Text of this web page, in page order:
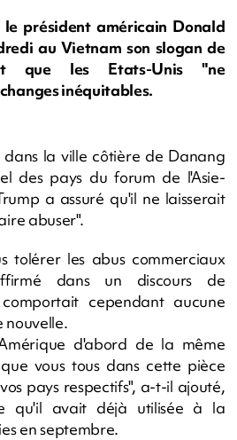
le président américain Donald
au Vietnam son slogan de
que les Etats-Unis "ne
inéquitables.
la ville côtière de Danang
des pays du forum de l'Asie-
a assuré qu'il ne laisserait
abuser".
tolérer les abus commerciaux
dans un discours de
cependant aucune
nouvelle.
d'abord de la même
vous tous dans cette pièce
pays respectifs", a-t-il ajouté,
qu'il avait déjà utilisée à la
en septembre.